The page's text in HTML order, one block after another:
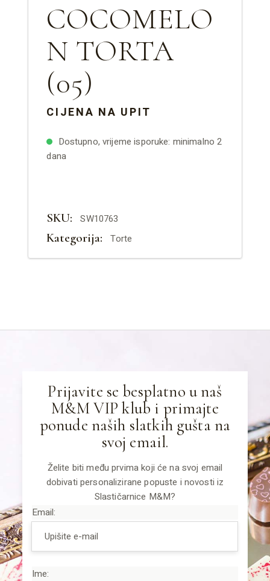
COCOMELO
N TORTA
(05)
CIJENA NA UPIT
Dostupno, vrijeme isporuke: minimalno 2
dana
SKU: SW10763
Kategorija: Torte
Prijavite se besplatno u naš
M&M VIP klub i primajte
ponude naših slatkih gušta na
svoj email.
Želite biti među prvima koji će na svoj email
dobivati personalizirane popuste i novosti iz
Slastičarnice M&M?
Email:
Ime: